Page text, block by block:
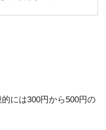
には300円から500円の